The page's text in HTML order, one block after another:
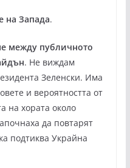
на Запада.
между публичното
. Не виждам
Зеленски. Има
и вероятността от
на хората около
да повтарят
подтиква Украйна